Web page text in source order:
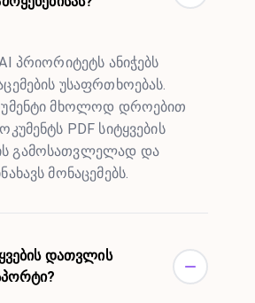
პრიორიტეტს ანიჭებს
უსაფრთხოებას.
მხოლოდ დროებით
PDF სიტყვების
გამოსათვლელად და
მონაცემებს.
დათვლის